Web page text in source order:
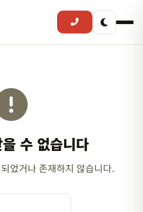
수 없습니다
었거나 존재하지 않습니다.